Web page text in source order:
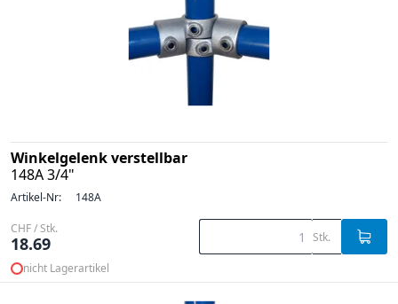
Winkelgelenk verstellbar
148A 3/4"
Artikel-Nr: 148A
CHF / Stk.
18.69 Stk.
nicht Lagerartikel